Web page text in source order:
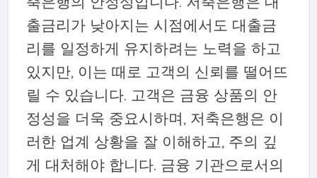
출금리가 낮아지는 시점에서도 대출금
리를 일정하게 유지하려는 노력을 하고
있지만, 이는 때로 고객의 신뢰를 떨어뜨
릴 수 있습니다. 고객은 금융 상품의 안
정성을 더욱 중요시하며, 저축은행은 이
러한 업계 상황을 잘 이해하고, 주의 깊
게 대처해야 합니다. 금융 기관으로서의